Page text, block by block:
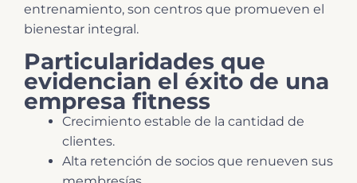
entrenamiento, son centros que promueven el
bienestar integral.
Particularidades que
evidencian el éxito de una
empresa fitness
Crecimiento estable de la cantidad de
clientes.
Alta retención de socios que renueven sus